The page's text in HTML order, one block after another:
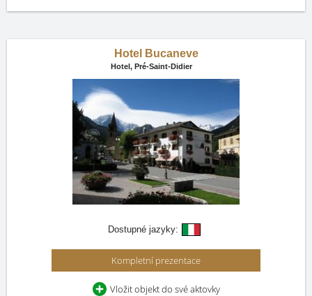
Hotel Bucaneve
Hotel, Pré-Saint-Didier
Dostupné jazyky:
Kompletní prezentace
Vložit objekt do své aktovky